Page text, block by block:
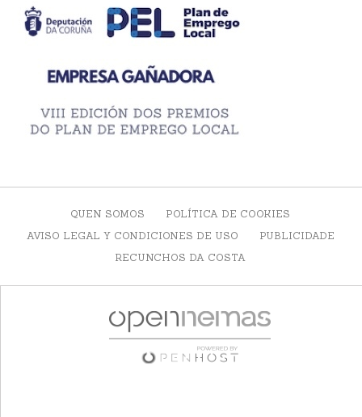
QUEN SOMOS
POLÍTICA DE COOKIES
AVISO LEGAL Y CONDICIONES DE USO
PUBLICIDADE
RECUNCHOS DA COSTA